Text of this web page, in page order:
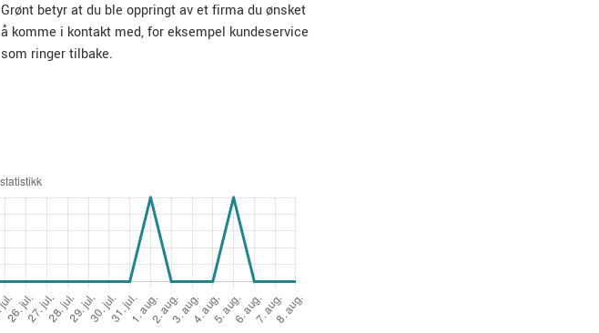
Grønt betyr at du ble oppringt av et firma du ønsket
å komme i kontakt med, for eksempel kundeservice
som ringer tilbake.